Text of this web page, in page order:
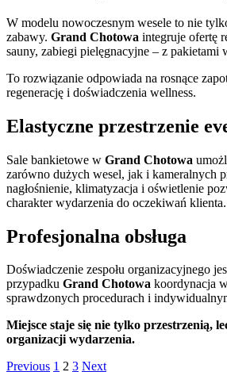
W modelu nowoczesnym wesele to nie
zabawy. Grand Chotowa integruje ofertę
sauny, zabiegi pielęgnacyjne – z pakietami
To rozwiązanie odpowiada na rosnące
regenerację i doświadczenia wellness.
Elastyczne przestrzenie
Sale bankietowe w Grand Chotowa
zarówno dużych wesel, jak i kameralnych
nagłośnienie, klimatyzacja i oświetlenie
charakter wydarzenia do oczekiwań klienta.
Profesjonalna obsługa
Doświadczenie zespołu organizacyjnego
przypadku Grand Chotowa koordynacja
sprawdzonych procedurach i
Miejsce staje się nie tylko przestrzenią,
organizacji wydarzenia.
Previous Page
1 Page
2 Page
3 Next